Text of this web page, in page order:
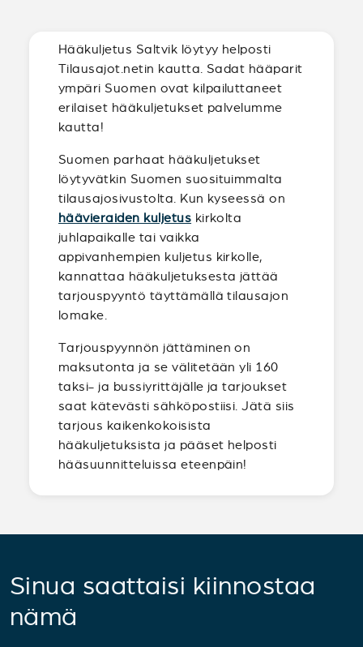
Hääkuljetus Saltvik löytyy helposti
Tilausajot.netin kautta. Sadat hääparit
ympäri Suomen ovat kilpailuttaneet
erilaiset hääkuljetukset palvelumme
kautta!
Suomen parhaat hääkuljetukset
löytyvätkin Suomen suosituimmalta
tilausajosivustolta. Kun kyseessä on
häävieraiden kuljetus kirkolta
juhlapaikalle tai vaikka
appivanhempien kuljetus kirkolle,
kannattaa hääkuljetuksesta jättää
tarjouspyyntö täyttämällä tilausajon
lomake.
Tarjouspyynnön jättäminen on
maksutonta ja se välitetään yli 160
taksi- ja bussiyrittäjälle ja tarjoukset
saat kätevästi sähköpostiisi. Jätä siis
tarjous kaikenkokoisista
hääkuljetuksista ja pääset helposti
hääsuunnitteluissa eteenpäin!
Sinua saattaisi kiinnostaa
nämä